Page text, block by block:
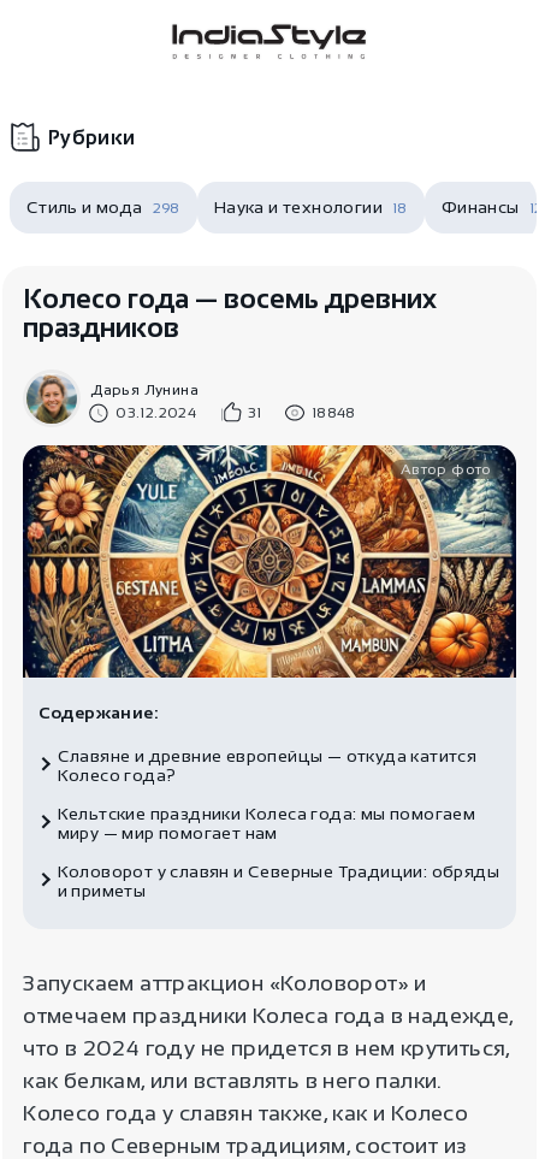
Корзина
В корзиненеттоваров
Рубрики
Стиль и мода 298 Наука и технологии 18 Финансы
Колесо года — восемь древних
праздников
Дарья Лунина
03.12.2024
31 18848
Автор фото
Содержание:
Славяне и древние европейцы — откуда катится
Колесо года?
Кельтские праздники Колеса года: мы помогаем
миру — мир помогает нам
Коловорот у славян и Северные Традиции: обряды
и приметы
Запускаем аттракцион «Коловорот» и
отмечаем праздники Колеса года в надежде,
что в 2024 году не придется в нем крутиться,
как белкам, или вставлять в него палки.
Колесо года у славян также, как и Колесо
года по Северным традициям, состоит из